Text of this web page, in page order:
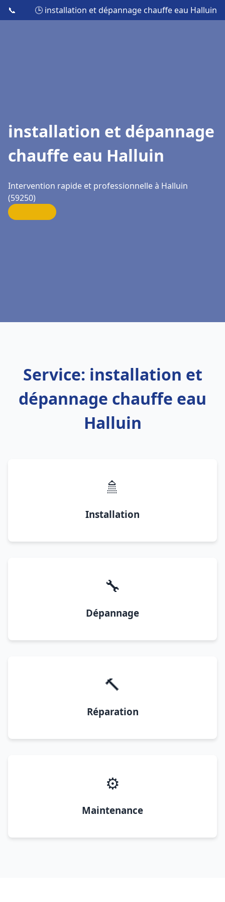
📞 🕒 installation et dépannage chauffe eau Halluin
installation et dépannage
chauffe eau Halluin
Intervention rapide et professionnelle à Halluin
(59250)
Service: installation et
dépannage chauffe eau
Halluin
🚿
Installation
🔧
Dépannage
🔨
Réparation
⚙️
Maintenance